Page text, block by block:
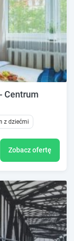
Centrum
z dziećmi
Zobacz ofertę